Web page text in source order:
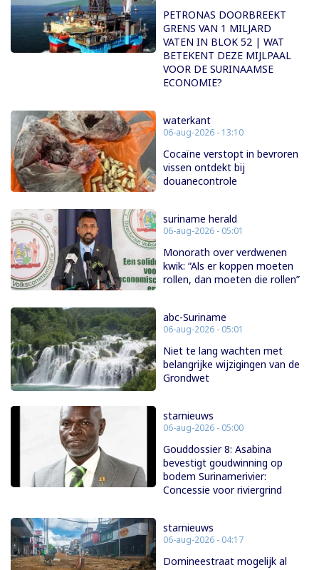
PETRONAS DOORBREEKT
GRENS VAN 1 MILJARD
VATEN IN BLOK 52 | WAT
BETEKENT DEZE MIJLPAAL
VOOR DE SURINAAMSE
ECONOMIE?
waterkant
06-aug-2026 - 13:10
Cocaïne verstopt in bevroren
vissen ontdekt bij
douanecontrole
suriname herald
06-aug-2026 - 05:01
Monorath over verdwenen
kwik: “Als er koppen moeten
rollen, dan moeten die rollen”
abc-Suriname
06-aug-2026 - 05:01
Niet te lang wachten met
belangrijke wijzigingen van de
Grondwet
starnieuws
06-aug-2026 - 05:00
Gouddossier 8: Asabina
bevestigt goudwinning op
bodem Surinamerivier:
Concessie voor riviergrind
starnieuws
06-aug-2026 - 04:17
Domineestraat mogelijk al